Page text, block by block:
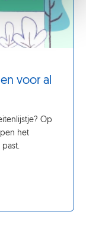
voor al
Op
het